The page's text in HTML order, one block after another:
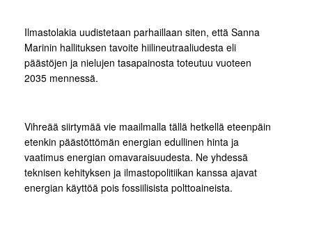
Ilmastolakia uudistetaan parhaillaan siten, että Sanna
Marinin hallituksen tavoite hiilineutraaliudesta eli
päästöjen ja nielujen tasapainosta toteutuu vuoteen
2035 mennessä.
Vihreää siirtymää vie maailmalla tällä hetkellä eteenpäin
etenkin päästöttömän energian edullinen hinta ja
vaatimus energian omavaraisuudesta. Ne yhdessä
teknisen kehityksen ja ilmastopolitiikan kanssa ajavat
energian käyttöä pois fossiilisista polttoaineista.